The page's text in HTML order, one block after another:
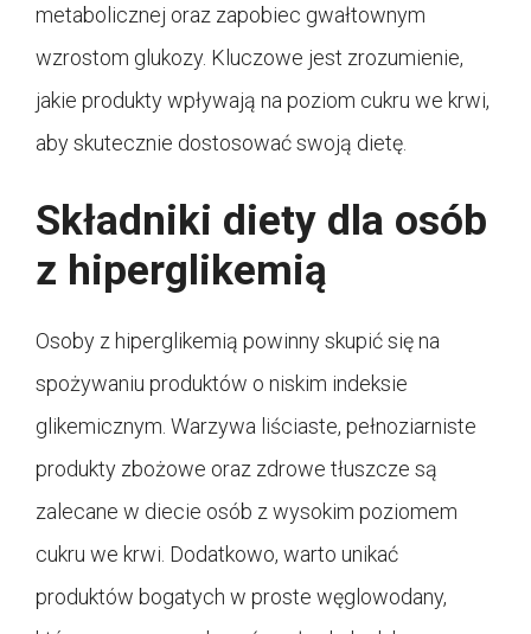
metabolicznej oraz zapobiec gwałtownym
wzrostom glukozy. Kluczowe jest zrozumienie,
jakie produkty wpływają na poziom cukru we krwi,
aby skutecznie dostosować swoją dietę.
Składniki diety dla osób
z hiperglikemią
Osoby z hiperglikemią powinny skupić się na
spożywaniu produktów o niskim indeksie
glikemicznym. Warzywa liściaste, pełnoziarniste
produkty zbożowe oraz zdrowe tłuszcze są
zalecane w diecie osób z wysokim poziomem
cukru we krwi. Dodatkowo, warto unikać
produktów bogatych w proste węglowodany,